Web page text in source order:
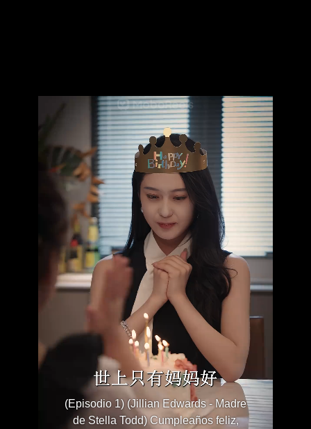
(Episodio 1) (Jillian Edwards - Madre
de Stella Todd) Cumpleaños feliz,